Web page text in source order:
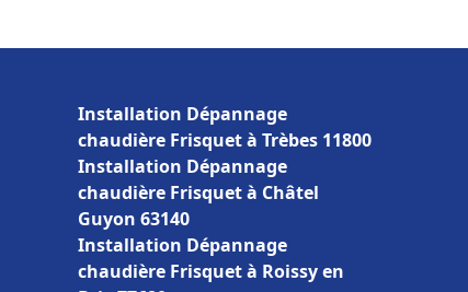
Installation Dépannage
chaudière Frisquet à Trèbes 11800
Installation Dépannage
chaudière Frisquet à Châtel
Guyon 63140
Installation Dépannage
chaudière Frisquet à Roissy en